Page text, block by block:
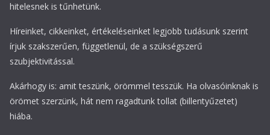
hitelesnek is tűnhetünk.
Híreinket, cikkeinket, értékeléseinket legjobb tudásunk szerint
írjuk szakszerűen, függetlenül, de a szükségszerű
szubjektivitással.
Akárhogy is: amit teszünk, örömmel tesszük. Ha olvasóinknak is
örömet szerzünk, hát nem ragadtunk tollat (billentyűzetet)
hiába.